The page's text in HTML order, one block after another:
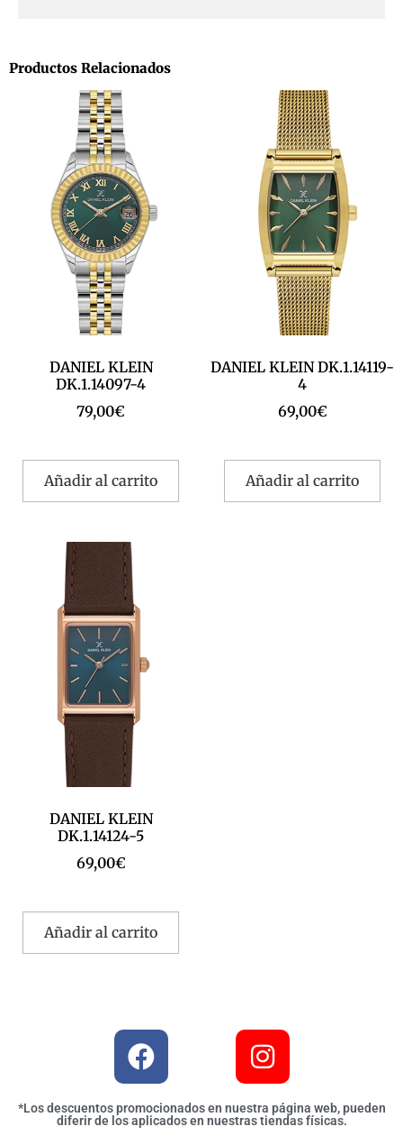
Productos Relacionados
DANIEL KLEIN
DK.1.14097-4
79,00€
Añadir al carrito
DANIEL KLEIN DK.1.14119-
4
69,00€
Añadir al carrito
DANIEL KLEIN
DK.1.14124-5
69,00€
Añadir al carrito
*Los descuentos promocionados en nuestra página web, pueden
diferir de los aplicados en nuestras tiendas físicas.